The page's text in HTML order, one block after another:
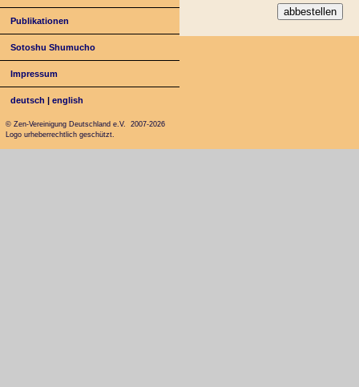
Publikationen
Sotoshu Shumucho
Impressum
deutsch |english
© Zen-Vereinigung Deutschland e.V. 2007-2026
Logo urheberrechtlich geschützt.